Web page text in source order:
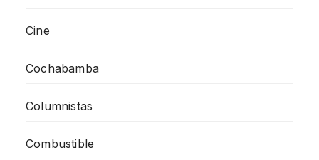
Cine
Cochabamba
Columnistas
Combustible